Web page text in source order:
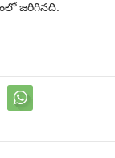
జరిగినది.